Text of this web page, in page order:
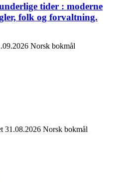
tider : moderne
folk og forvaltning.
Norsk bokmål
31.08.2026 Norsk bokmål